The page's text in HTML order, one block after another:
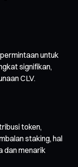
untuk
signifikan,
CLV.
token,
staking, hal
dan menarik